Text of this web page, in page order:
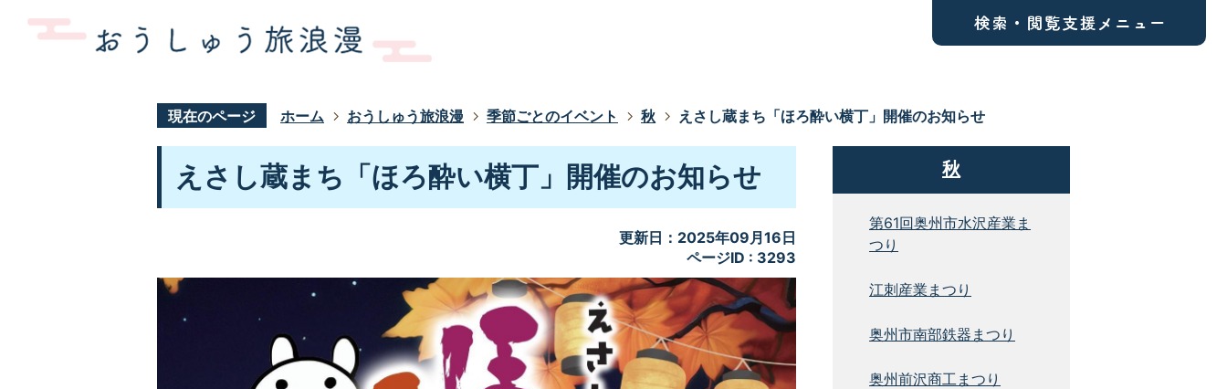
現在のページ ホーム おうしゅう旅浪漫 季節ごとのイベント 秋 えさし蔵まち「ほろ酔い横丁」開催のお知らせ
えさし蔵まち「ほろ酔い横丁」開催のお知らせ
更新日：2025年09月16日
ページID : 3293
秋
第61回奥州市水沢産業ま
つり
江刺産業まつり
奥州市南部鉄器まつり
奥州前沢商工まつり